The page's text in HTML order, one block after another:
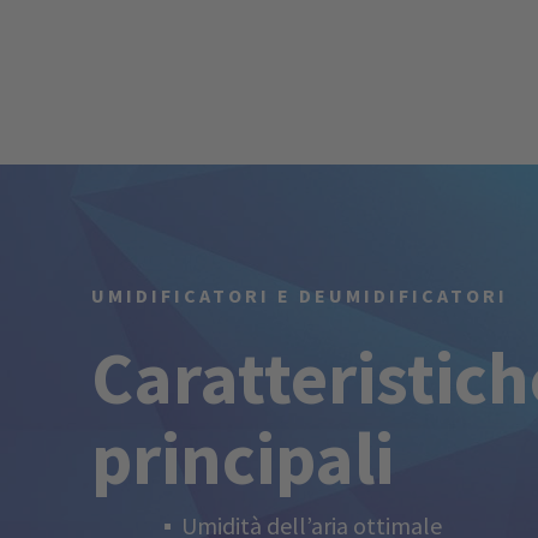
UMIDIFICATORI E DEUMIDIFICATORI
principali
Umidità dell’aria ottimale